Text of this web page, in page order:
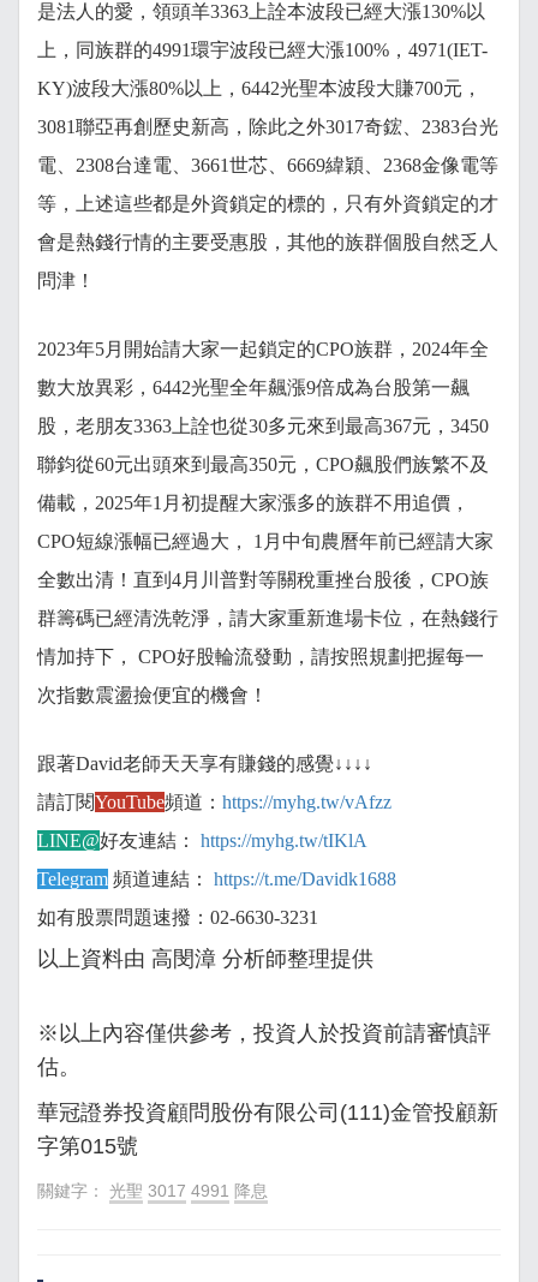
是法人的愛，領頭羊3363上詮本波段已經大漲130%以
上，同族群的4991環宇波段已經大漲100%，4971(IET-
KY)波段大漲80%以上，6442光聖本波段大賺700元，
3081聯亞再創歷史新高，除此之外3017奇鋐、2383台光
電、2308台達電、3661世芯、6669緯穎、2368金像電等
等，上述這些都是外資鎖定的標的，只有外資鎖定的才
會是熱錢行情的主要受惠股，其他的族群個股自然乏人
問津！
2023年5月開始請大家一起鎖定的CPO族群，2024年全
數大放異彩，6442光聖全年飆漲9倍成為台股第一飆
股，老朋友3363上詮也從30多元來到最高367元，3450
聯鈞從60元出頭來到最高350元，CPO飆股們族繁不及
備載，2025年1月初提醒大家漲多的族群不用追價，
CPO短線漲幅已經過大， 1月中旬農曆年前已經請大家
全數出清！直到4月川普對等關稅重挫台股後，CPO族
群籌碼已經清洗乾淨，請大家重新進場卡位，在熱錢行
情加持下， CPO好股輪流發動，請按照規劃把握每一
次指數震盪撿便宜的機會！
跟著David老師天天享有賺錢的感覺↓↓↓↓
請訂閱YouTube頻道： https://myhg.tw/vAfzz
LINE@好友連結： https://myhg.tw/tIKlA
Telegram 頻道連結：
https://t.me/Davidk1688
如有股票問題速撥：02-6630-3231
以上資料由 高閔漳 分析師整理提供
※以上內容僅供參考，投資人於投資前請審慎評
估。
華冠證券投資顧問股份有限公司(111)金管投顧新
字第015號
關鍵字： 光聖 3017 4991 降息